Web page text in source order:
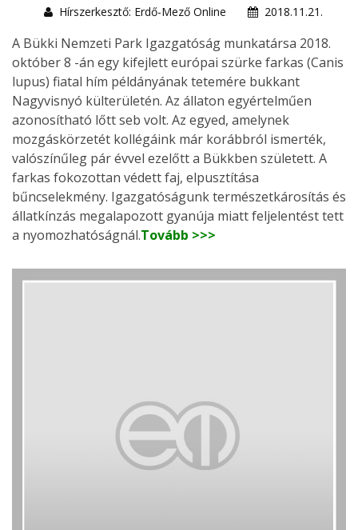
Hírszerkesztő: Erdő-Mező Online
2018.11.21.
A Bükki Nemzeti Park Igazgatóság munkatársa 2018.
október 8 -án egy kifejlett európai szürke farkas (Canis
lupus) fiatal hím példányának tetemére bukkant
Nagyvisnyó külterületén. Az állaton egyértelműen
azonosítható lőtt seb volt. Az egyed, amelynek
mozgáskörzetét kollégáink már korábbról ismerték,
valószínűleg pár évvel ezelőtt a Bükkben született. A
farkas fokozottan védett faj, elpusztítása
bűncselekmény. Igazgatóságunk természetkárosítás és
állatkínzás megalapozott gyanúja miatt feljelentést tett
a nyomozhatóságnál.Tovább >>>